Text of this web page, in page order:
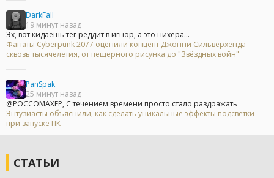
DarkFall
19 минут назад
Эх, вот кидаешь тег реддит в игнор, а это нихера...
Фанаты Cyberpunk 2077 оценили концепт Джонни Сильверхенда
сквозь тысячелетия, от пещерного рисунка до "Звёздных войн"
PanSpak
25 минут назад
@POCCOMAXEP, С течением времени просто стало раздражать
Энтузиасты объяснили, как сделать уникальные эффекты подсветки
при запуске ПК
СТАТЬИ